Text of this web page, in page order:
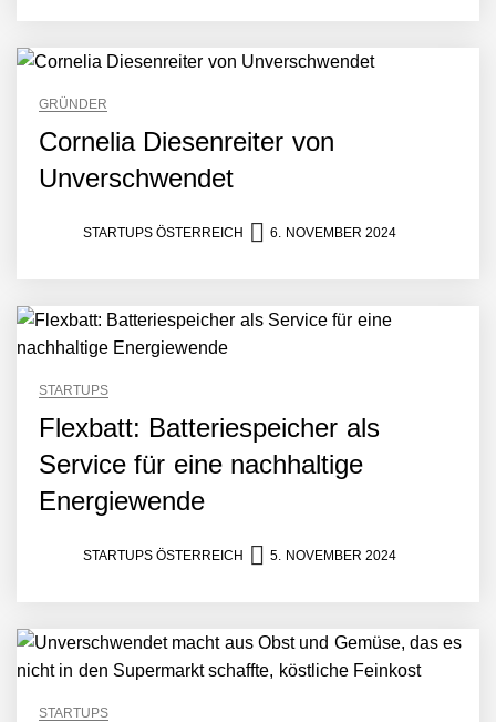
GRÜNDER
Cornelia Diesenreiter von
Unverschwendet
STARTUPS ÖSTERREICH 6. NOVEMBER 2024
STARTUPS
Flexbatt: Batteriespeicher als
Service für eine nachhaltige
Energiewende
STARTUPS ÖSTERREICH 5. NOVEMBER 2024
STARTUPS
Tabuthema Schwitzen?
Fabian Rauch von Crqlar
Hotelwelt mit smarten